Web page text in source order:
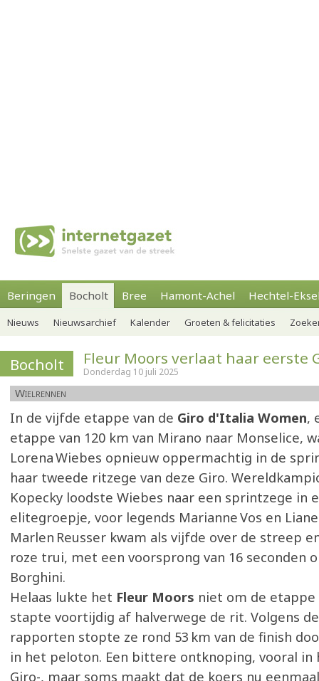
Beringen Bocholt Bree Hamont-Achel Hechtel-
Nieuws Nieuwsarchief Kalender Groeten & felicitaties
Bocholt Fleur Moors verlaat haar eerste
Donderdag 10 juli 2025
Wielrennen
In de vijfde etappe van de Giro d'Italia Women,
etappe van 120 km van Mirano naar Monselice,
Lorena Wiebes opnieuw oppermachtig in de
haar tweede ritzege van deze Giro.
Kopecky loodste Wiebes naar een sprintzege in
elitegroepje, voor legends Marianne Vos en
Marlen Reusser kwam als vijfde over de streep
roze trui, met een voorsprong van 16 seconden
Borghini.
Helaas lukte het Fleur Moors niet om de
stapte voortijdig af halverwege de rit. Volgens
rapporten stopte ze rond 53 km van de finish
in het peloton. Een bittere ontknoping, vooral in
Giro-, maar soms maakt dat de koers nu